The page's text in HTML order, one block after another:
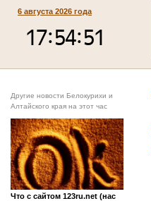
6 августа 2026 года
Другие новости Белокурихи и
Алтайского края на этот час
Что с сайтом 123ru.net (нас